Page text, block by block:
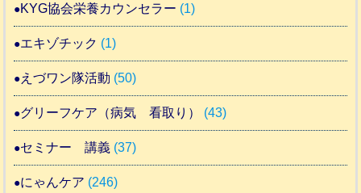
KYG協会栄養カウンセラー (1)
エキゾチック (1)
えづワン隊活動 (50)
グリーフケア（病気 看取り） (43)
セミナー 講義 (37)
にゃんケア (246)